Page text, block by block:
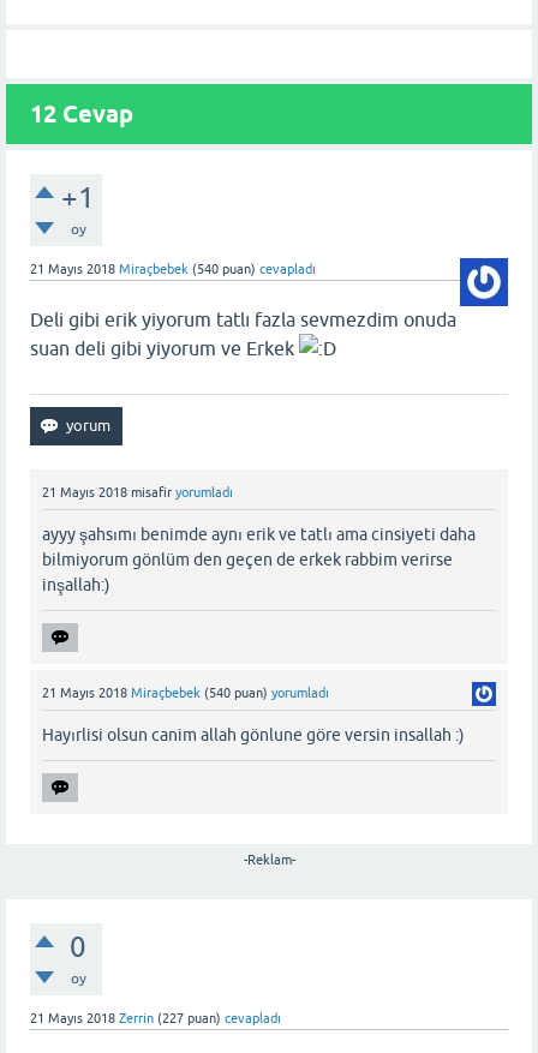
12 Cevap
+1
oy
21 Mayıs 2018 Miraçbebek (540 puan) cevapladı
Deli gibi erik yiyorum tatlı fazla sevmezdim onuda
suan deli gibi yiyorum ve Erkek
21 Mayıs 2018 misafir yorumladı
ayyy şahsımı benimde aynı erik ve tatlı ama cinsiyeti daha
bilmiyorum gönlüm den geçen de erkek rabbim verirse
inşallah:)
21 Mayıs 2018 Miraçbebek (540 puan) yorumladı
Hayırlisi olsun canim allah gönlune göre versin insallah :)
-Reklam-
0
oy
21 Mayıs 2018 Zerrin (227 puan) cevapladı